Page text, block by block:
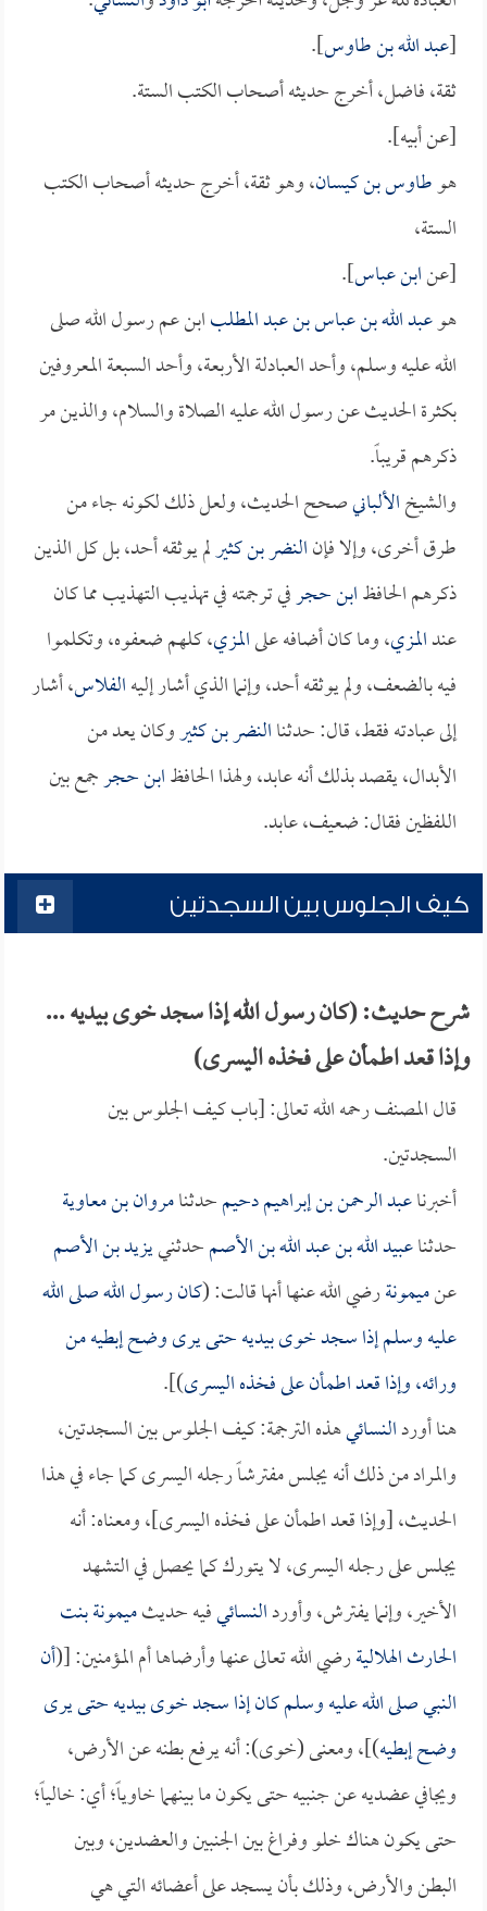
[عبد الله بن طاوس].
ثقة، فاضل، أخرج حديثه أصحاب الكتب الستة.
[عن أبيه].
هوطاوس بن كيسان، وهو ثقة، أخرج حديثه أصحاب الكتب
الستة،
[عنابن عباس].
هوعبد الله بن عباس بن عبد المطلبابن عم رسول الله صلى
الله عليه وسلم، وأحد العبادلة الأربعة، وأحد السبعة المعروفين
بكثرة الحديث عن رسول الله عليه الصلاة والسلام، والذين مر
ذكرهم قريباً.
والشيخالألبانيصحح الحديث، ولعل ذلك لكونه جاء من
طرق أخرى، وإلا فإنالنضر بن كثيرلم يوثقه أحد، بل كل الذين
ذكرهم الحافظابن حجرفي ترجمته في تهذيب التهذيب مما كان
عندالمزي، وما كان أضافه علىالمزي، كلهم ضعفوه، وتكلموا
فيه بالضعف، ولم يوثقه أحد، وإنما الذي أشار إليهالفلاس، أشار
إلى عبادته فقط، قال: حدثناالنضر بن كثيروكان يعد من
الأبدال، يقصد بذلك أنه عابد، ولهذا الحافظابن حجرجمع بين
اللفظين فقال: ضعيف، عابد.
كيف الجلوس بين السجدتين
شرح حديث: (كان رسول الله إذا سجد خوى بيديه ...
وإذا قعد اطمأن على فخذه اليسرى)
قال المصنف رحمه الله تعالى: [باب كيف الجلوس بين
السجدتين.
أخبرناعبد الرحمن بن إبراهيم دحيمحدثنامروان بن معاوية
حدثناعبيد الله بن عبد الله بن الأصمحدثنييزيد بن الأصم
عنميمونةرضي الله عنها أنها قالت: (كان رسول الله صلى الله
عليه وسلم إذا سجد خوى بيديه حتى يرى وضح إبطيه من
ورائه، وإذا قعد اطمأن على فخذه اليسرى)].
هنا أوردالنسائيهذه الترجمة: كيف الجلوس بين السجدتين،
والمراد من ذلك أنه يجلس مفترشاً رجله اليسرى كما جاء في هذا
الحديث، [وإذا قعد اطمأن على فخذه اليسرى]، ومعناه: أنه
يجلس على رجله اليسرى، لا يتورك كما يحصل في التشهد
الأخير، وإنما يفترش، وأوردالنسائيفيه حديثميمونة بنت
الحارث الهلاليةرضي الله تعالى عنها وأرضاها أم المؤمنين: [(أن
النبي صلى الله عليه وسلم كان إذا سجد خوى بيديه حتى يرى
وضح إبطيه)]، ومعنى (خوى): أنه يرفع بطنه عن الأرض،
ويجافي عضديه عن جنبيه حتى يكون ما بينهما خاوياً؛ أي: خالياً؛
حتى يكون هناك خلو وفراغ بين الجنبين والعضدين، وبين
البطن والأرض، وذلك بأن يسجد على أعضائه التي هي